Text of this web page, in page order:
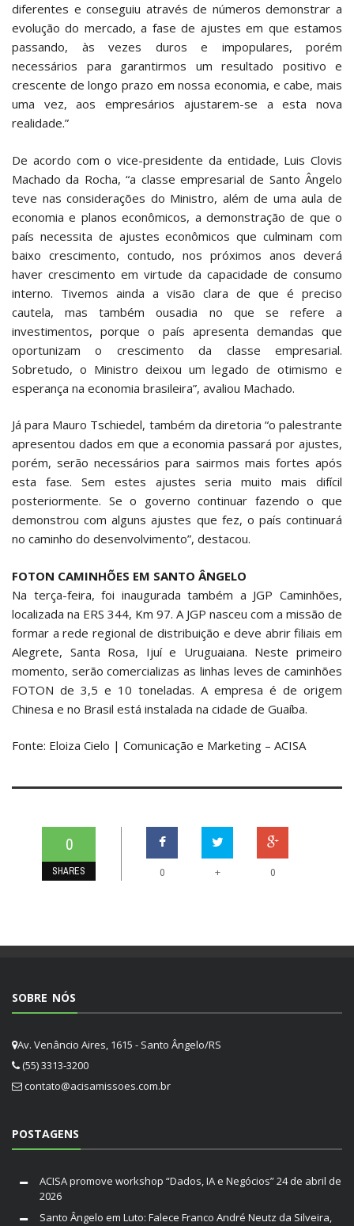
diferentes e conseguiu através de números demonstrar a
evolução do mercado, a fase de ajustes em que estamos
passando, às vezes duros e impopulares, porém
necessários para garantirmos um resultado positivo e
crescente de longo prazo em nossa economia, e cabe, mais
uma vez, aos empresários ajustarem-se a esta nova
realidade.”
De acordo com o vice-presidente da entidade, Luis Clovis
Machado da Rocha, “a classe empresarial de Santo Ângelo
teve nas considerações do Ministro, além de uma aula de
economia e planos econômicos, a demonstração de que o
país necessita de ajustes econômicos que culminam com
baixo crescimento, contudo, nos próximos anos deverá
haver crescimento em virtude da capacidade de consumo
interno. Tivemos ainda a visão clara de que é preciso
cautela, mas também ousadia no que se refere a
investimentos, porque o país apresenta demandas que
oportunizam o crescimento da classe empresarial.
Sobretudo, o Ministro deixou um legado de otimismo e
esperança na economia brasileira”, avaliou Machado.
Já para Mauro Tschiedel, também da diretoria “o palestrante
apresentou dados em que a economia passará por ajustes,
porém, serão necessários para sairmos mais fortes após
esta fase. Sem estes ajustes seria muito mais difícil
posteriormente. Se o governo continuar fazendo o que
demonstrou com alguns ajustes que fez, o país continuará
no caminho do desenvolvimento”, destacou.
FOTON CAMINHÕES EM SANTO ÂNGELO
Na terça-feira, foi inaugurada também a JGP Caminhões,
localizada na ERS 344, Km 97. A JGP nasceu com a missão de
formar a rede regional de distribuição e deve abrir filiais em
Alegrete, Santa Rosa, Ijuí e Uruguaiana. Neste primeiro
momento, serão comercializas as linhas leves de caminhões
FOTON de 3,5 e 10 toneladas. A empresa é de origem
Chinesa e no Brasil está instalada na cidade de Guaíba.
Fonte: Eloiza Cielo | Comunicação e Marketing – ACISA
0
SHARES 0 + 0
SOBRE NÓS
Av. Venâncio Aires, 1615 - Santo Ângelo/RS
(55) 3313-3200
contato@acisamissoes.com.br
POSTAGENS
ACISA promove workshop “Dados, IA e Negócios”24 de abril de
2026
Santo Ângelo em Luto: Falece Franco André Neutz da Silveira,